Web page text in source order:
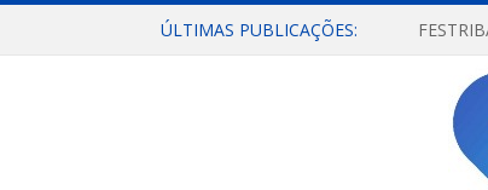
ÚLTIMAS PUBLICAÇÕES: